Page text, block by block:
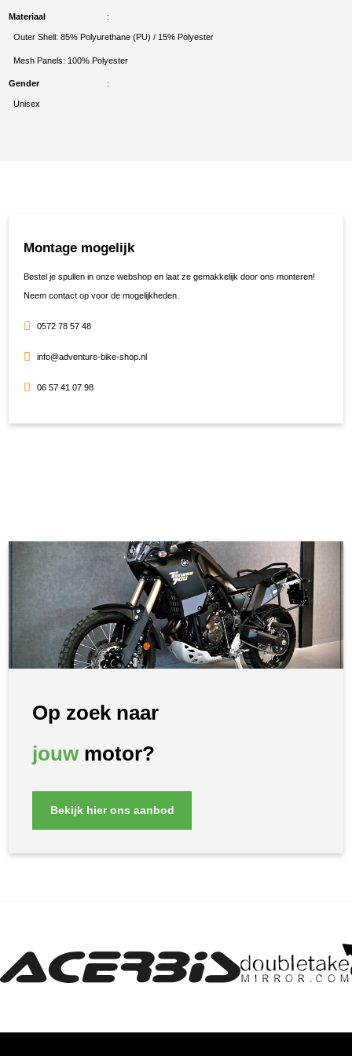
Materiaal
Outer Shell: 85% Polyurethane (PU) / 15% Polyester
Mesh Panels: 100% Polyester
Gender
Unisex
Montage mogelijk
Bestel je spullen in onze webshop en laat ze gemakkelijk door ons monteren!
Neem contact op voor de mogelijkheden.
0572 78 57 48
info@adventure-bike-shop.nl
06 57 41 07 98
Op zoek naar
jouwmotor?
Bekijk hier ons aanbod